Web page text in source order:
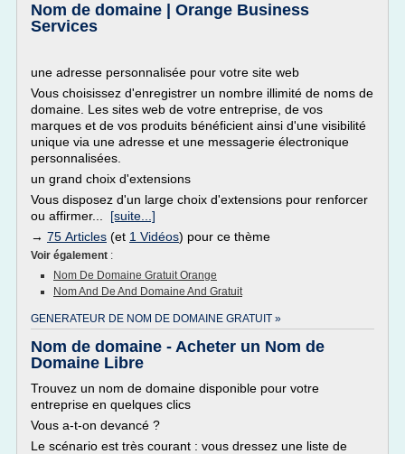
Nom de domaine | Orange Business
Services
une adresse personnalisée pour votre site web
Vous choisissez d'enregistrer un nombre illimité de noms de
domaine. Les sites web de votre entreprise, de vos
marques et de vos produits bénéficient ainsi d'une visibilité
unique via une adresse et une messagerie électronique
personnalisées.
un grand choix d'extensions
Vous disposez d'un large choix d'extensions pour renforcer
ou affirmer... [suite...]
→ 75 Articles (et 1 Vidéos) pour ce thème
Voir également :
Nom De Domaine Gratuit Orange
Nom And De And Domaine And Gratuit
GENERATEUR DE NOM DE DOMAINE GRATUIT »
Nom de domaine - Acheter un Nom de
Domaine Libre
Trouvez un nom de domaine disponible pour votre
entreprise en quelques clics
Vous a-t-on devancé ?
Le scénario est très courant : vous dressez une liste de